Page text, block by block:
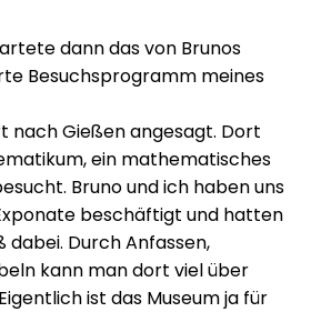
dann das von Brunos
Besuchsprogramm meines
nach Gießen angesagt. Dort
ein mathematisches
Bruno und ich haben uns
beschäftigt und hatten
Durch Anfassen,
kann man dort viel über
ist das Museum ja für